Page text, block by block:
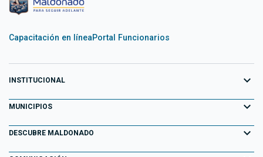
Capacitación en líneaPortal Funcionarios
INSTITUCIONAL expand_more
Equipo de Gobierno
Primeros 100 días
MUNICIPIOS expand_more
Aiguá
Garzón
DESCUBRE MALDONADO expand_more